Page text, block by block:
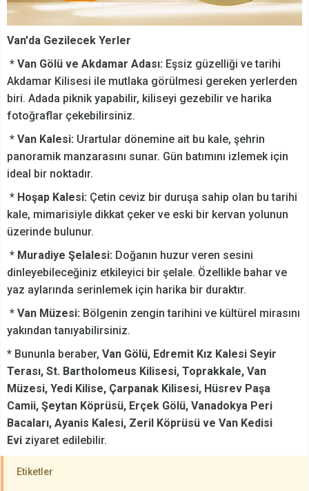
Van'da Gezilecek Yerler
* Van Gölü ve Akdamar Adası: Eşsiz güzelliği ve tarihi
Akdamar Kilisesi ile mutlaka görülmesi gereken yerlerden
biri. Adada piknik yapabilir, kiliseyi gezebilir ve harika
fotoğraflar çekebilirsiniz.
* Van Kalesi: Urartular dönemine ait bu kale, şehrin
panoramik manzarasını sunar. Gün batımını izlemek için
ideal bir noktadır.
* Hoşap Kalesi: Çetin ceviz bir duruşa sahip olan bu tarihi
kale, mimarisiyle dikkat çeker ve eski bir kervan yolunun
üzerinde bulunur.
* Muradiye Şelalesi: Doğanın huzur veren sesini
dinleyebileceğiniz etkileyici bir şelale. Özellikle bahar ve
yaz aylarında serinlemek için harika bir duraktır.
* Van Müzesi: Bölgenin zengin tarihini ve kültürel mirasını
yakından tanıyabilirsiniz.
* Bununla beraber, Van Gölü, Edremit Kız Kalesi Seyir
Terası, St. Bartholomeus Kilisesi, Toprakkale, Van
Müzesi, Yedi Kilise, Çarpanak Kilisesi, Hüsrev Paşa
Camii, Şeytan Köprüsü, Erçek Gölü, Vanadokya Peri
Bacaları, Ayanis Kalesi, Zeril Köprüsü ve Van Kedisi
Evi ziyaret edilebilir.
Etiketler